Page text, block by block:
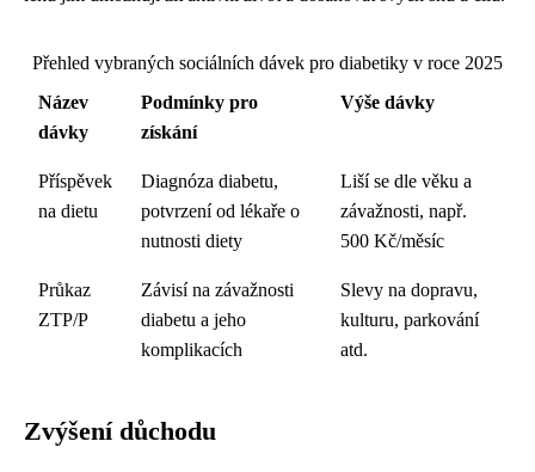
Přehled vybraných sociálních dávek pro diabetiky v roce 2025
Název
dávky
Podmínky pro
získání
Výše dávky
Příspěvek
na dietu
Diagnóza diabetu,
potvrzení od lékaře o
nutnosti diety
Liší se dle věku a
závažnosti, např.
500 Kč/měsíc
Průkaz
ZTP/P
Závisí na závažnosti
diabetu a jeho
komplikacích
Slevy na dopravu,
kulturu, parkování
atd.
Zvýšení důchodu